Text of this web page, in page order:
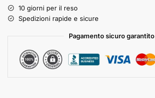
10 giorni per il reso
Spedizioni rapide e sicure
Pagamento sicuro garantito